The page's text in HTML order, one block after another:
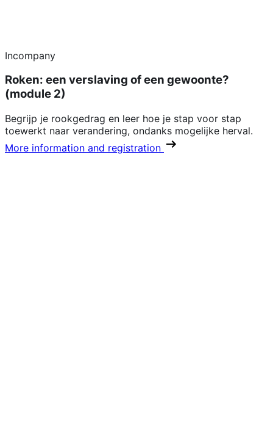
Incompany
Roken: een verslaving of een gewoonte?
(module 2)
Begrijp je rookgedrag en leer hoe je stap voor stap
toewerkt naar verandering, ondanks mogelijke herval.
More information and registration